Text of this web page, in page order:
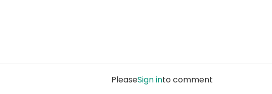
PleaseSign into comment